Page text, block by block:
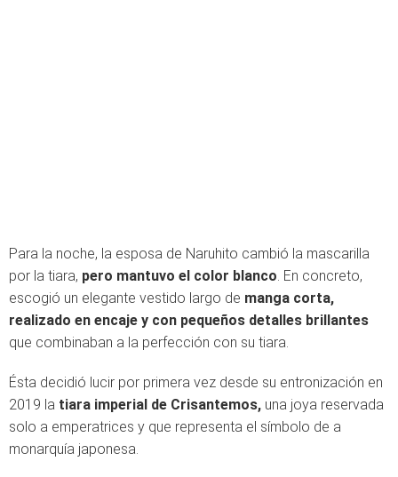
Para la noche, la esposa de Naruhito cambió la mascarilla
por la tiara, pero mantuvo el color blanco. En concreto,
escogió un elegante vestido largo de manga corta,
realizado en encaje y con pequeños detalles brillantes
que combinaban a la perfección con su tiara.
Ésta decidió lucir por primera vez desde su entronización en
2019 la tiara imperial de Crisantemos, una joya reservada
solo a emperatrices y que representa el símbolo de a
monarquía japonesa.